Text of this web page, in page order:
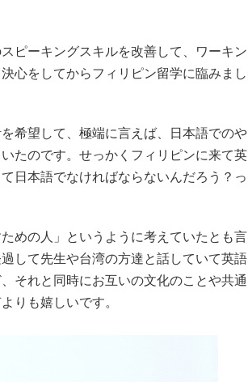
ピーキングスキルを改善して、ワーキン
心をしてからフィリピン留学に臨みまし
希望して、極端に言えば、日本語でのや
たのです。せっかくフィリピンに来て英
日本語でなければならないんだろう？っ
めの人」というように考えていたとも言
して先生や台湾の方達と話していて英語
それと同時にお互いの文化のことや共通
りも嬉しいです。